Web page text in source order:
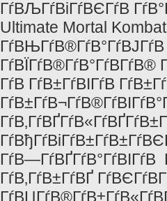
ГѓВЉГѓВіГѓВЄГѓВ
Ultimate Mortal
ГѓВ ГѓВ±ГѓВІГѓВ
ГѓВ‚ГѓВ±ГѓВҐ